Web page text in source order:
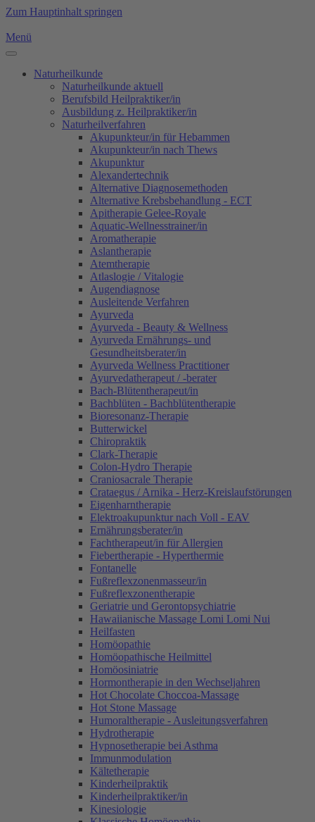
Zum Hauptinhalt springen
Menü
Naturheilkunde
Naturheilkunde aktuell
Berufsbild Heilpraktiker/in
Ausbildung z. Heilpraktiker/in
Naturheilverfahren
Akupunkteur/in für Hebammen
Akupunkteur/in nach Thews
Akupunktur
Alexandertechnik
Alternative Diagnosemethoden
Alternative Krebsbehandlung - ECT
Apitherapie Gelee-Royale
Aquatic-Wellnesstrainer/in
Aromatherapie
Aslantherapie
Atemtherapie
Atlaslogie / Vitalogie
Augendiagnose
Ausleitende Verfahren
Ayurveda
Ayurveda - Beauty & Wellness
Ayurveda Ernährungs- und
Gesundheitsberater/in
Ayurveda Wellness Practitioner
Ayurvedatherapeut / -berater
Bach-Blütentherapeut/in
Bachblüten - Bachblütentherapie
Bioresonanz-Therapie
Butterwickel
Chiropraktik
Clark-Therapie
Colon-Hydro Therapie
Craniosacrale Therapie
Crataegus / Arnika - Herz-Kreislaufstörungen
Eigenharntherapie
Elektroakupunktur nach Voll - EAV
Ernährungsberater/in
Fachtherapeut/in für Allergien
Fiebertherapie - Hyperthermie
Fontanelle
Fußreflexzonenmasseur/in
Fußreflexzonentherapie
Geriatrie und Gerontopsychiatrie
Hawaiianische Massage Lomi Lomi Nui
Heilfasten
Homöopathie
Homöopathische Heilmittel
Homöosiniatrie
Hormontherapie in den Wechseljahren
Hot Chocolate Choccoa-Massage
Hot Stone Massage
Humoraltherapie - Ausleitungsverfahren
Hydrotherapie
Hypnosetherapie bei Asthma
Immunmodulation
Kältetherapie
Kinderheilpraktik
Kinderheilpraktiker/in
Kinesiologie